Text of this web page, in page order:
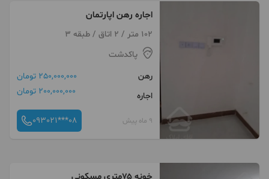
اجاره رهن اپارتمان
102 متر / 2 اتاق / طبقه 3
پاکدشت
رهن
250,000,000 تومان
اجاره
200,000,000 تومان
9 ماه پیش 093021***08